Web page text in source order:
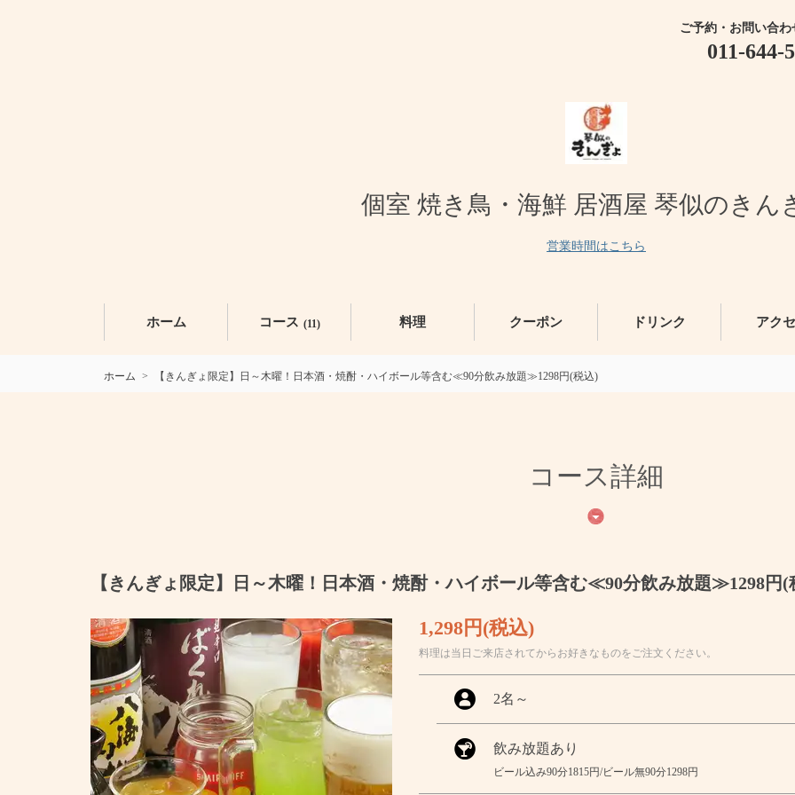
ご予約・お問い合
011-644-
個室 焼き鳥・海鮮 居酒屋 琴似のきん
営業時間はこちら
ホーム コース (11) 料理 クーポン ドリンク アク
ホーム 【きんぎょ限定】日～木曜！日本酒・焼酎・ハイボール等含む≪90分飲み放題≫1298円(税込)
コース詳細
【きんぎょ限定】日～木曜！日本酒・焼酎・ハイボール等含む≪90分飲み放題≫1298円(
1,298円 (税込)
料理は当日ご来店されてからお好きなものをご注文ください。
2名 ～
飲み放題あり
ビール込み90分1815円/ビール無90分1298円